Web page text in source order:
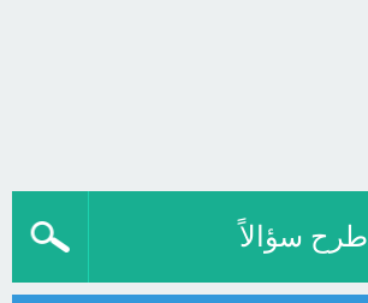
اطرح سؤالاً